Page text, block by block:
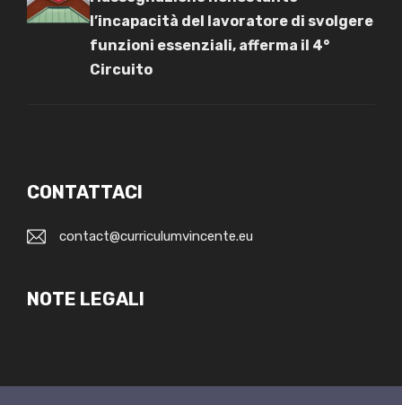
l’incapacità del lavoratore di svolgere
funzioni essenziali, afferma il 4°
Circuito
CONTATTACI
contact@curriculumvincente.eu
NOTE LEGALI